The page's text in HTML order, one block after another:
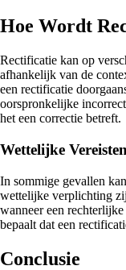
Hoe Wordt
Rectificatie kan op
afhankelijk van de
een rectificatie
oorspronkelijke
het een correctie betreft.
Wettelijke
In sommige gevallen
wettelijke verplichting
wanneer een
bepaalt dat een
Conclusie